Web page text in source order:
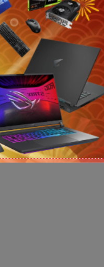
Card đồ họa Asus Dual
RTX 5050 8GB (GDDR6/
Liên hệ